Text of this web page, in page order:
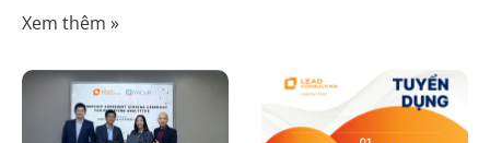
Xem thêm »